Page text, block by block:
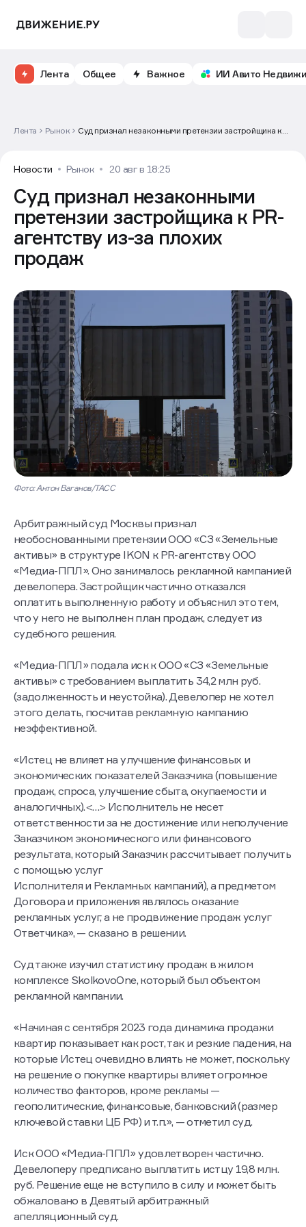
Лента Общее Важное ИИ Авито
Лента Рынок
Суд признал незаконными претензии застройщика к
Новости Рынок 20 авг в 18:25
Суд признал незаконными
претензии застройщика к PR-
агентству из-за плохих
продаж
Фото: Антон Ваганов/ТАСС
Арбитражный суд Москвы признал
необоснованными претензии ООО «СЗ «Земельные
активы» в структуре IKON к PR-агентству ООО
«Медиа-ППЛ». Оно занималось рекламной кампанией
девелопера. Застройщик частично отказался
оплатить выполненную работу и объяснил это тем,
что у него не выполнен план продаж, следует из
судебного решения.
«Медиа-ППЛ» подала иск к ООО «СЗ «Земельные
активы» с требованием выплатить 34,2 млн руб.
(задолженность и неустойка). Девелопер не хотел
этого делать, посчитав рекламную кампанию
неэффективной.
«Истец не влияет на улучшение финансовых и
экономических показателей Заказчика (повышение
продаж, спроса, улучшение сбыта, окупаемости и
аналогичных).<…> Исполнитель не несет
ответственности за не достижение или неполучение
Заказчиком экономического или финансового
результата, который Заказчик рассчитывает получить
с помощью услуг
Исполнителя и Рекламных кампаний), а предметом
Договора и приложения являлось оказание
рекламных услуг, а не продвижение продаж услуг
Ответчика», — сказано в решении.
Суд также изучил статистику продаж в жилом
комплексе SkolkovoOne, который был объектом
рекламной кампании.
«Начиная с сентября 2023 года динамика продажи
квартир показывает как рост, так и резкие падения, на
которые Истец очевидно влиять не может, поскольку
на решение о покупке квартиры влияет огромное
количество факторов, кроме рекламы —
геополитические, финансовые, банковский (размер
ключевой ставки ЦБ РФ) и т.п.», — отметил суд.
Иск ООО «Медиа-ППЛ» удовлетворен частично.
Девелоперу предписано выплатить истцу 19,8 млн.
руб. Решение еще не вступило в силу и может быть
обжаловано в Девятый арбитражный
апелляционный суд.